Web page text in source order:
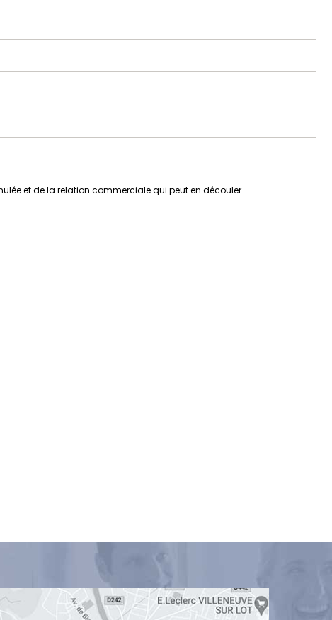
et de la relation commerciale qui peut en découler.